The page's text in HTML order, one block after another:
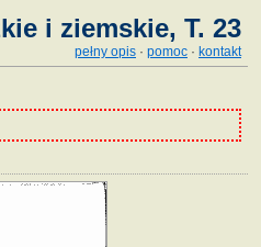
i ziemskie, T. 23
pełny opis · pomoc · kontakt